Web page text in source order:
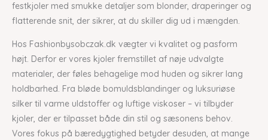
festkjoler med smukke detaljer som blonder, draperinger og
flatterende snit, der sikrer, at du skiller dig ud i mængden.
Hos Fashionbysobczak.dk vægter vi kvalitet og pasform
højt. Derfor er vores kjoler fremstillet af nøje udvalgte
materialer, der føles behagelige mod huden og sikrer lang
holdbarhed. Fra bløde bomuldsblandinger og luksuriøse
silker til varme uldstoffer og luftige viskoser – vi tilbyder
kjoler, der er tilpasset både din stil og sæsonens behov.
Vores fokus på bæredygtighed betyder desuden, at mange